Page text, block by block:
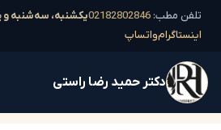
تلفن مطب: 02182802846یکشنبه، سه‌شنبه و
اینستاگرامواتساپ
دکتر حمید رضا راستی